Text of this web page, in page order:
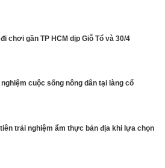
chơi gần TP HCM dịp Giỗ Tổ và 30/4
cuộc sống nông dân tại làng cổ
trải nghiệm ẩm thực bản địa khi lựa chọn